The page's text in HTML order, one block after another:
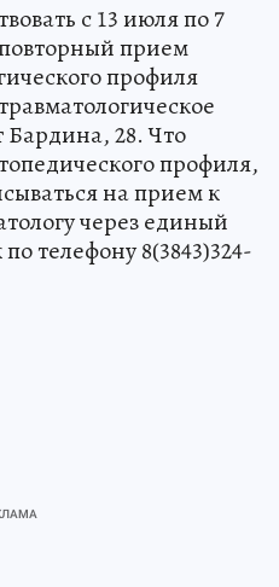
с 13 июля по 7
повторный прием
профиля
Бардина, 28. Что
профиля,
на прием к
через единый
телефону 8(3843)324-